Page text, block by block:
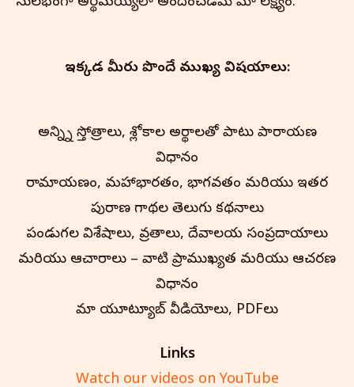
ఇక్కడ మీరు పొందే ముఖ్య విషయాలు:
అన్న్ని స్తోత్రాలు, శ్లోకాల అర్థాలతో పాటు పారాయణ
విధానం
రామాయణం, మహాభారతం, భాగవతం మరియు ఇతర
పురాణ గాథల తెలుగు కథనాలు
పండుగల విశేషాలు, వ్రతాలు, దేవాలయ సంప్రదాయాలు
మరియు ఆచారాలు – వాటి ప్రాముఖ్యత మరియు ఆచరణ
విధానం
మా యూట్యూబ్ వీడియోలు, PDFలు
Links
Watch our videos on YouTube